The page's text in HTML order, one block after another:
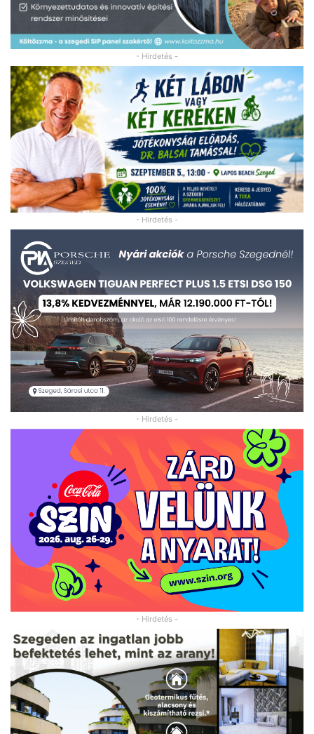
- Hirdetés -
- Hirdetés -
- Hirdetés -
- Hirdetés -